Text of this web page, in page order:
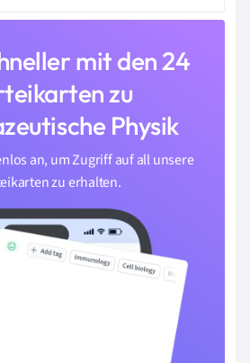
mit den 24
zu
Physik
an, um Zugriff auf all unsere
zu erhalten.